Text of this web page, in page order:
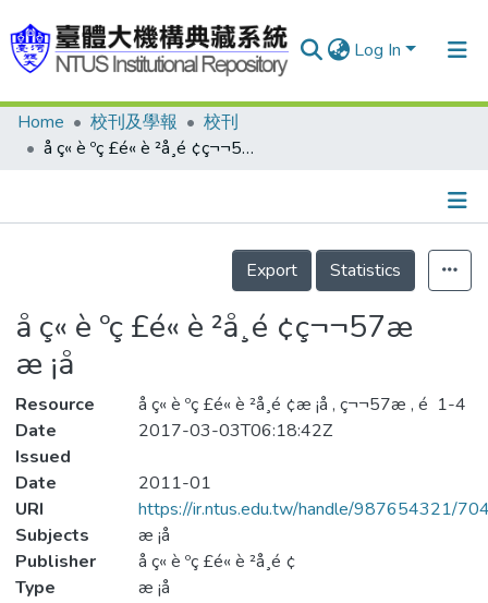
Log In
Communities & Collections
Statistics
Home 校刊及學報
校刊
å ç« è ºç £é« è ²å­¸é ¢ç¬¬57æ æ ¡å
Details
Export
Statistics
å ç« è ºç £é« è ²å­¸é ¢ç¬¬57æ
æ ¡å
Resource
å ç« è ºç £é« è ²å­¸é ¢æ ¡å , ç¬¬57æ , é 1-4
Date
Issued
2017-03-03T06:18:42Z
Date
2011-01
URI
https://ir.ntus.edu.tw/handle/987654321/
Subjects
æ ¡å
Publisher
å ç« è ºç £é« è ²å­¸é ¢
Type
æ ¡å